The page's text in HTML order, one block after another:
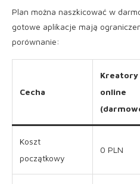
Plan można naszkicować w
gotowe aplikacje mają
porównanie:
Cecha
Kreatory
online
Koszt
początkowy
0 PLN